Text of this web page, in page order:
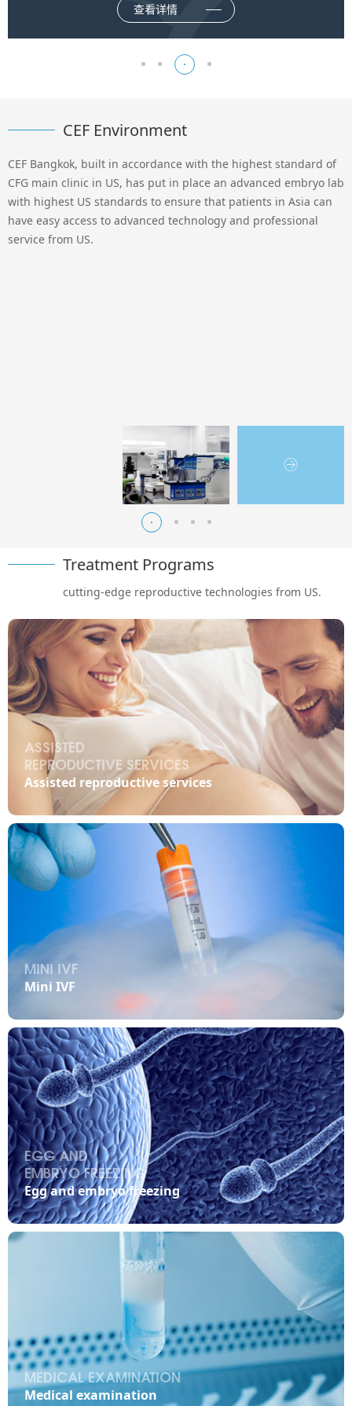
查看详情
CEF Environment
CEF Bangkok, built in accordance with the highest standard of
CFG main clinic in US, has put in place an advanced embryo lab
with highest US standards to ensure that patients in Asia can
have easy access to advanced technology and professional
service from US.
Treatment Programs
cutting-edge reproductive technologies from US.
ASSISTED
REPRODUCTIVE SERVICES
Assisted reproductive services

MINI IVF
Mini IVF
EGG AND
EMBRYO FREEZING
Egg and embryo freezing

MEDICAL EXAMINATION
Medical examination